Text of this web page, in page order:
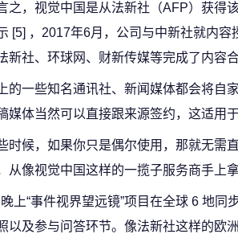
之，视觉中国是从法新社（AFP）获得
[5] ，2017年6月，公司与中新社就内
新社、环球网、财新传媒等完成了内容
的一些知名通讯社、新闻媒体都会将自
媒体当然可以直接跟来源签约，这适用
时候，如果你只是偶尔使用，那就无需
从像视觉中国这样的一揽子服务商手上
上“事件视界望远镜”项目在全球 6 地
以及参与问答环节。像法新社这样的欧